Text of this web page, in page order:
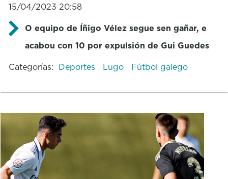
15/04/2023 20:58
O equipo de Íñigo Vélez segue sen gañar, e
acabou con 10 por expulsión de Gui Guedes
Categorías: Deportes Lugo Fútbol galego